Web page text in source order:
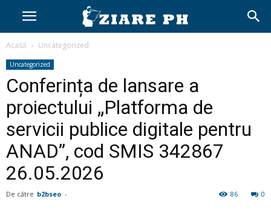
Acasă Uncategorized
Uncategorized
Conferința de lansare a
proiectului „Platforma de
servicii publice digitale pentru
ANAD”, cod SMIS 342867
26.05.2026
De către b2bseo - 0
86